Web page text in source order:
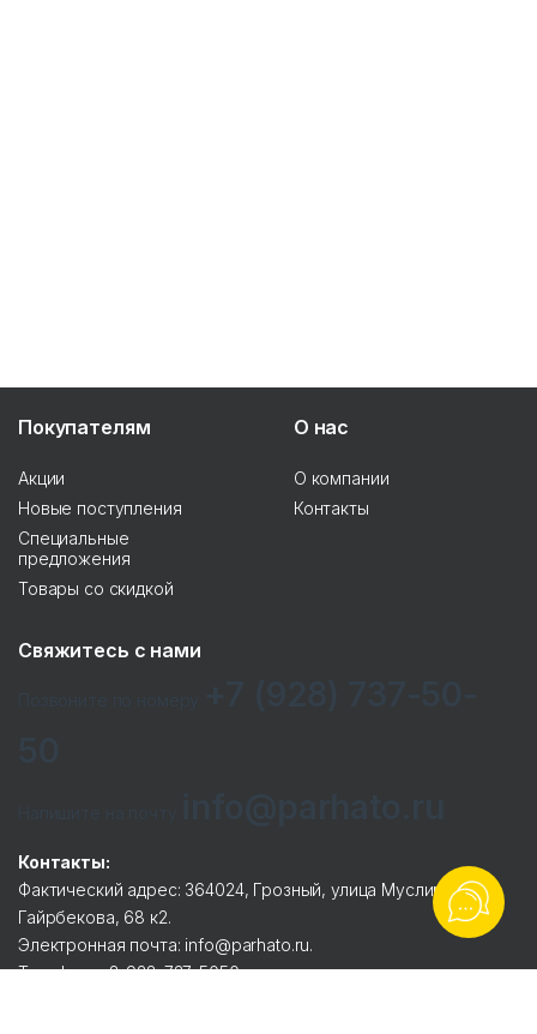
Покупателям
Акции
Новые поступления
Специальные
предложения
Товары со скидкой
О нас
О компании
Контакты
Свяжитесь с нами
Контакты:
Фактический адрес: 364024, Грозный, улица Муслима
Гайрбекова, 68 к2.
Электронная почта: info@parhato.ru.
Телефоны: 8-928-737-5050.